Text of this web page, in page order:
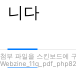
니다
첨부 파일을 스킨보드에